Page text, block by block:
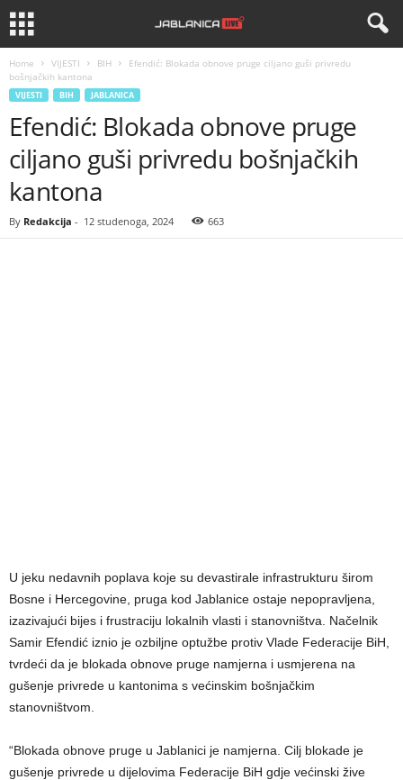
Home VIJESTI BIH
Efendić: Blokada obnove pruge ciljano guši privredu
bošnjačkih kantona
VIJESTI BIH JABLANICA
Efendić: Blokada obnove pruge
ciljano guši privredu bošnjačkih
kantona
By Redakcija - 12 studenoga, 2024 663
U jeku nedavnih poplava koje su devastirale infrastrukturu širom
Bosne i Hercegovine, pruga kod Jablanice ostaje nepopravljena,
izazivajući bijes i frustraciju lokalnih vlasti i stanovništva. Načelnik
Samir Efendić iznio je ozbiljne optužbe protiv Vlade Federacije BiH,
tvrdeći da je blokada obnove pruge namjerna i usmjerena na
gušenje privrede u kantonima s većinskim bošnjačkim
stanovništvom.
“Blokada obnove pruge u Jablanici je namjerna. Cilj blokade je
gušenje privrede u dijelovima Federacije BiH gdje većinski žive